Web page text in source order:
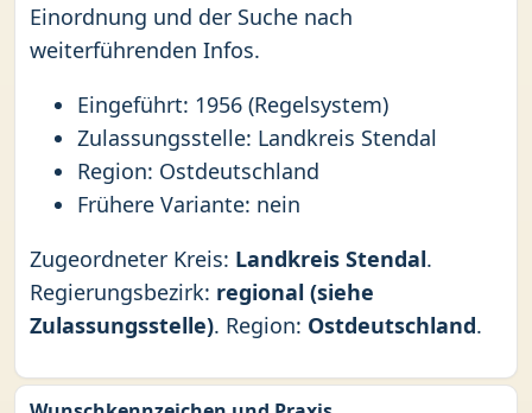
Einordnung und der Suche nach
weiterführenden Infos.
Eingeführt: 1956 (Regelsystem)
Zulassungsstelle: Landkreis Stendal
Region: Ostdeutschland
Frühere Variante: nein
Zugeordneter Kreis: Landkreis Stendal.
Regierungsbezirk: regional (siehe
Zulassungsstelle). Region: Ostdeutschland.